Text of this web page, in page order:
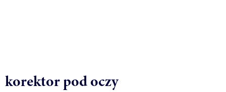
korektor pod oczy